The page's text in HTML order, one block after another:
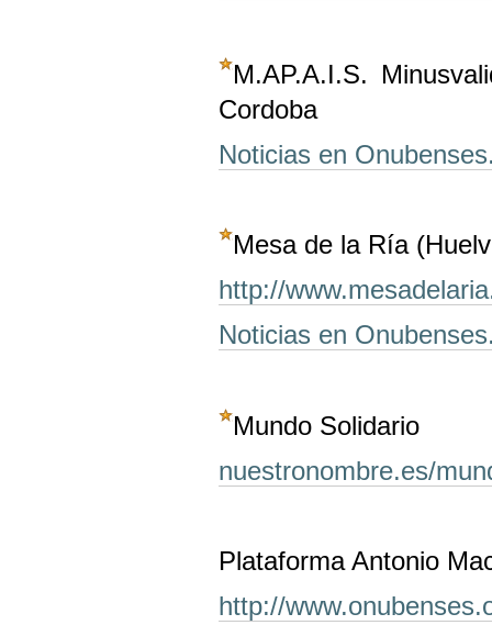
M.AP.A.I.S.
Cordoba
Noticias en
Mesa de la Ría
http://
Noticias en
Mundo Solidario
nuestronombre.es/
Plataforma Antonio
http://